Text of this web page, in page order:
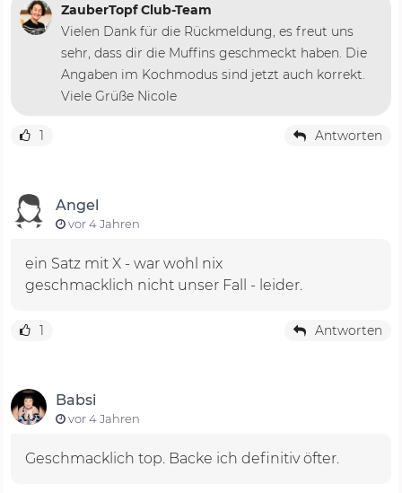
ZauberTopf Club-Team
Vielen Dank für die Rückmeldung, es freut uns
sehr, dass dir die Muffins geschmeckt haben. Die
Angaben im Kochmodus sind jetzt auch korrekt.
Viele Grüße Nicole
1 Antworten
Angel
vor 4 Jahren
ein Satz mit X - war wohl nix
geschmacklich nicht unser Fall - leider.
1 Antworten
Babsi
vor 4 Jahren
Geschmacklich top. Backe ich definitiv öfter.